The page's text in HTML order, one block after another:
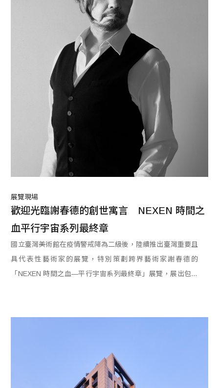
展覽現場
歡迎光臨謝春德的創世寓言　NEXEN 時間之
血平行宇宙系列最終章
國立臺灣美術館在疫情警戒降為二級後，陸續推出臺灣重要且
具代表性藝術家的展覽，特別策劃跨界藝術家謝春德的
「NEXEN 時間之血—平行宇宙系列最終章」展覽，展出包括